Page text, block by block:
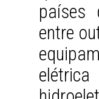
países
entre